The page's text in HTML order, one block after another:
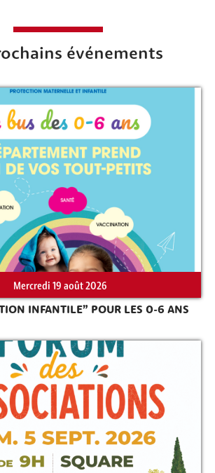
Rechercher sur le site
événements
Mercredi 19 août 2026
INFANTILE” POUR LES 0-6 ANS